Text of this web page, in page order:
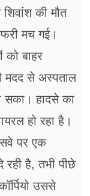
शिवांश की मौत
मच गई।
को बाहर
मदद से अस्पताल
सका। हादसे का
हो रहा है।
पर एक
रही है, तभी पीछे
उससे